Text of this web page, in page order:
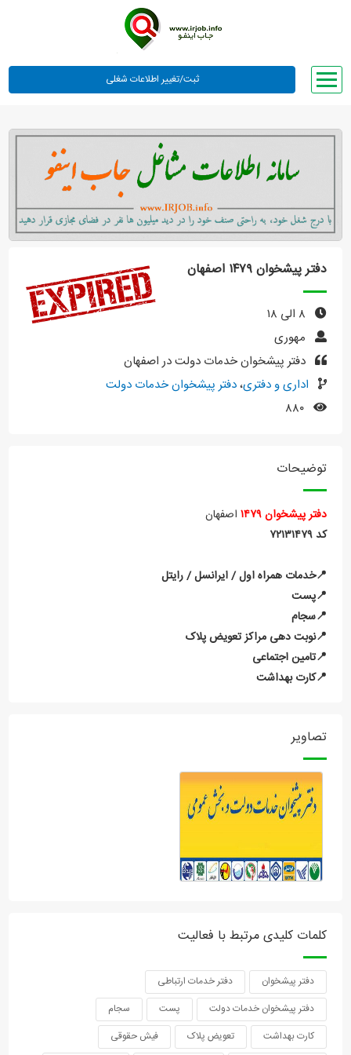
وبلاگ
معرفی ما
تعرفه ها
راهنما
ورود یا عضویت
دفتر پیشخوان ۱۴۷۹ اصفهان
مهوری
دفتر پیشخوان خدمات دولت در اصفهان
اداری و دفتری،دفتر پیشخوان خدمات دولت
۸۸۰
توضیحات
دفترپیشخوان۱۴۷۹ اصفهان
کد ۷۲۱۳۱۴۷۹
📍خدمات همراه اول / ایرانسل / رایتل
📍پست
📍سجام
📍نوبت دهی مراکز تعویض پلاک
📍تامین اجتماعی
📍کارت بهداشت
تصاویر
کلمات کلیدی مرتبط با فعالیت
دفتر پیشخوان
دفتر خدمات ارتباطی
دفتر پیشخوان خدمات دولت
پست
سجام
کارت بهداشت
تعویض پلاک فیش حقوقی